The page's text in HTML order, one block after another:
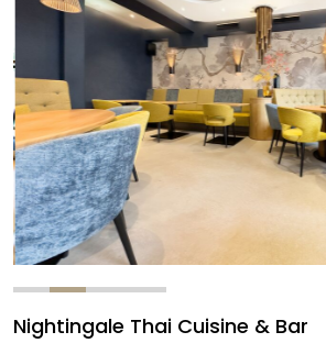
Nightingale Thai Cuisine & Bar